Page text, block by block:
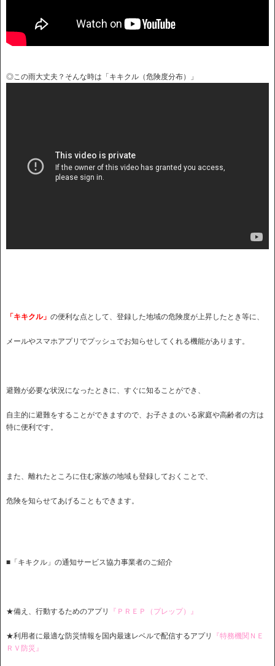
◎この雨大丈夫？そんな時は「キキクル（危険度分布）」
「キキクル」 の便利な点として、登録した地域の危険度が上昇したとき等に、
メールやスマホアプリでプッシュでお知らせしてくれる機能があります。
避難が必要な状況になったときに、すぐに知ることができ、
自主的に避難をすることができますので、お子さまのいる家庭や高齢者の方は
特に便利です。
また、離れたところに住む家族の地域も登録しておくことで、
危険を知らせてあげることもできます。
■「キキクル」の通知サービス協力事業者のご紹介
★備え、行動するためのアプリ 『ＰＲＥＰ（プレップ）』
★利用者に最適な防災情報を国内最速レベルで配信するアプリ
『特務機関ＮＥ
ＲＶ防災』